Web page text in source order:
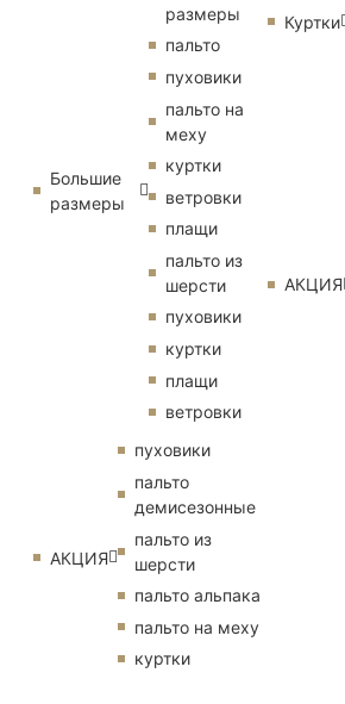
Большие
размеры
размеры
пальто
пуховики
пальто на
меху
куртки
ветровки
плащи
пальто из
шерсти
пуховики
куртки
плащи
ветровки
АКЦИЯ
пуховики
пальто
демисезонные
пальто из
шерсти
пальто альпака
пальто на меху
куртки
Куртки
АКЦИЯ